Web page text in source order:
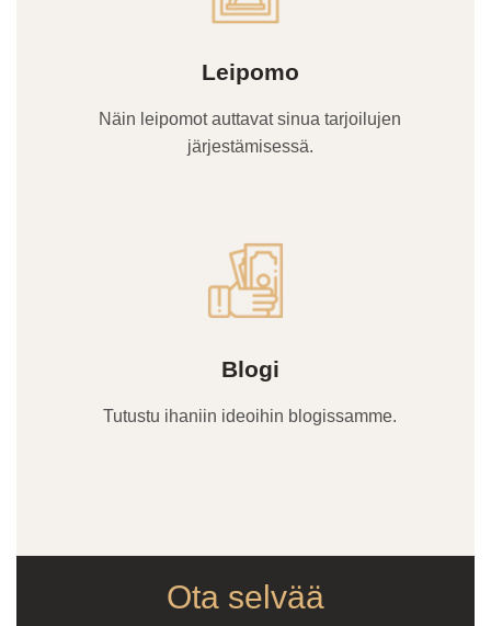
Leipomo
Näin leipomot auttavat sinua tarjoilujen
järjestämisessä.
Blogi
Tutustu ihaniin ideoihin blogissamme.
Ota selvää